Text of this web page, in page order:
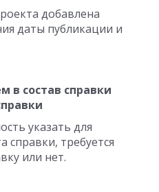
добавлена
даты публикации и
в состав справки
указать для
справки, требуется
или нет.